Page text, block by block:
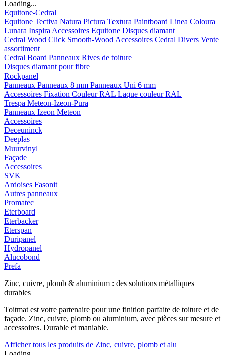
Loading...
Equitone-Cedral
Equitone Tectiva Natura Pictura Textura Paintboard Linea Coloura
Lunara Inspira Accessoires Equitone Disques diamant
Cedral Wood Click Smooth-Wood Accessoires Cedral Divers Vente
assortiment
Cedral Board Panneaux Rives de toiture
Disques diamant pour fibre
Rockpanel
Panneaux Panneaux 8 mm Panneaux Uni 6 mm
Accessoires Fixation Couleur RAL Laque couleur RAL
Trespa Meteon-Izeon-Pura
Panneaux Izeon Meteon
Accessoires
Deceuninck
Deeplas
Muurvinyl
Façade
Accessoires
SVK
Ardoises Fasonit
Autres panneaux
Promatec
Eterboard
Eterbacker
Eterspan
Duripanel
Hydropanel
Alucobond
Prefa
Zinc, cuivre, plomb & aluminium : des solutions métalliques
durables
Toitmat est votre partenaire pour une finition parfaite de toiture et de
façade. Zinc, cuivre, plomb ou aluminium, avec pièces sur mesure et
accessoires. Durable et maniable.
Afficher tous les produits de Zinc, cuivre, plomb et alu